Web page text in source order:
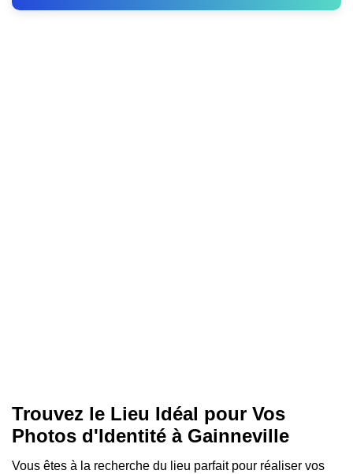
Trouvez le Lieu Idéal pour Vos
Photos d'Identité à Gainneville
Vous êtes à la recherche du lieu parfait pour réaliser vos